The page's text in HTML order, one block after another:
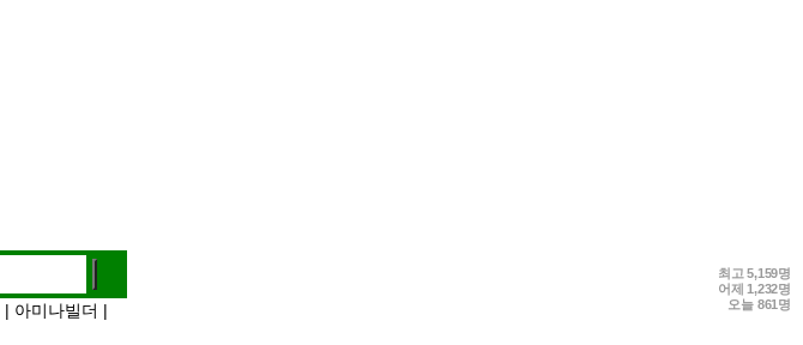
최고5,159명
어제1,232명
오늘 861명
| 아미나빌더 |